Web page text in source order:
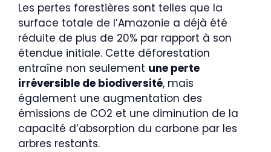
Les pertes forestières sont telles que la
surface totale de l’Amazonie a déjà été
réduite de plus de 20% par rapport à son
étendue initiale. Cette déforestation
entraîne non seulement une perte
irréversible de biodiversité, mais
également une augmentation des
émissions de CO2 et une diminution de la
capacité d’absorption du carbone par les
arbres restants.